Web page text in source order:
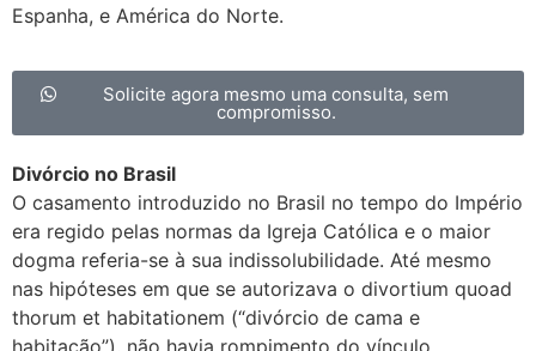
Espanha, e América do Norte.
Solicite agora mesmo uma consulta, sem
compromisso.
Divórcio no Brasil
O casamento introduzido no Brasil no tempo do Império
era regido pelas normas da Igreja Católica e o maior
dogma referia-se à sua indissolubilidade. Até mesmo
nas hipóteses em que se autorizava o divortium quoad
thorum et habitationem (“divórcio de cama e